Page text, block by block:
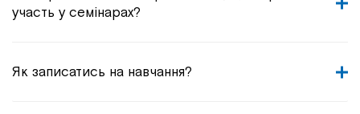
участь у семінарах?
Як записатись на навчання?